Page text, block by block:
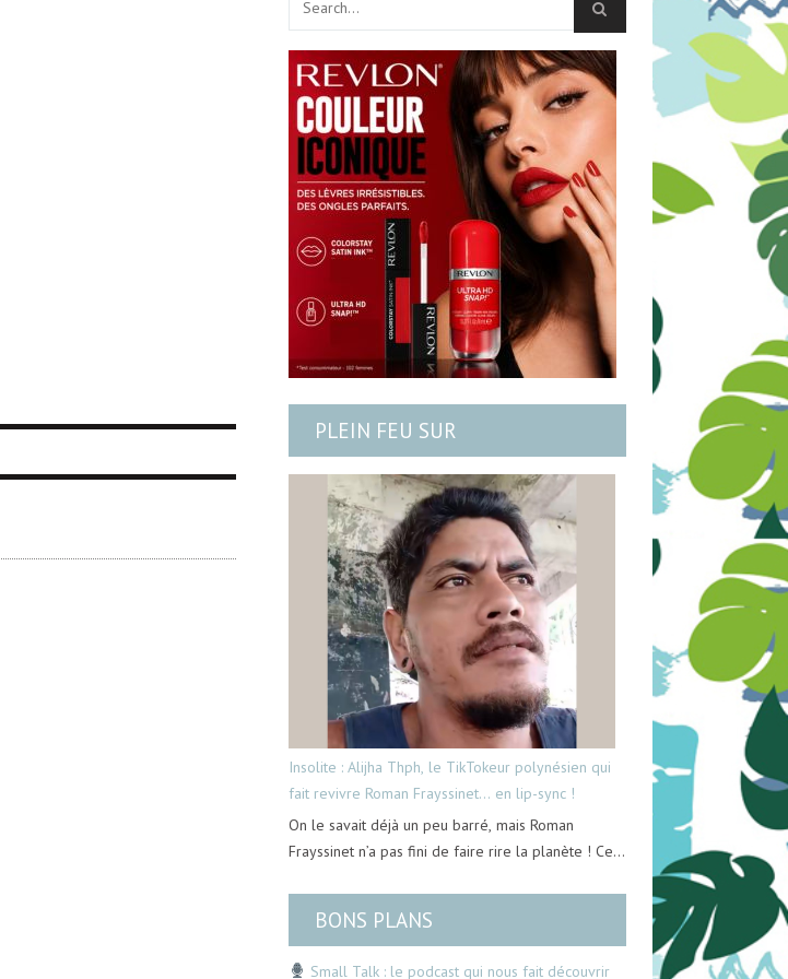
PLEIN FEU SUR
Insolite : Alijha Thph, le TikTokeur polynésien qui
fait revivre Roman Frayssinet… en lip-sync !
On le savait déjà un peu barré, mais Roman
Frayssinet n’a pas fini de faire rire la planète ! Ce…
BONS PLANS
Small Talk : le podcast qui nous fait découvrir